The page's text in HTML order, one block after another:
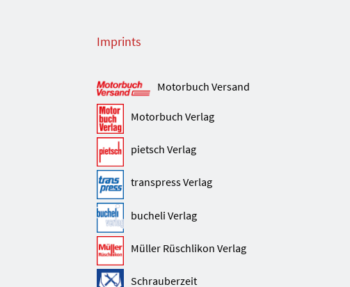
Imprints
Motorbuch Versand
Motorbuch Verlag
pietsch Verlag
transpress Verlag
bucheli Verlag
Müller Rüschlikon Verlag
Schrauberzeit